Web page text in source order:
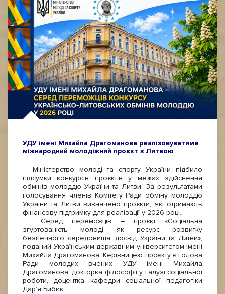
УДУ імені Михайла Драгоманова реалізовуватиме
міжнародний молодіжний проєкт з Литвою
Міністерство молоді та спорту України підбило
підсумки конкурсів проєктів у межах здійснення
обмінів молоддю України та Литви. За результатами
голосування членів Комітету Ради обміну молоддю
України та Литви визначено проєкти, які отримають
фінансову підтримку для реалізації у 2026 році.
Серед переможців – проєкт «Соціальна
згуртованість молоді як ресурс розвитку
безпечного середовища: досвід України та Литви»,
поданий Українським державним університетом імені
Михайла Драгоманова. Керівницею проєкту є голова
Ради молодих вчених УДУ імені Михайла
Драгоманова, докторка філософії у галузі соціальної
роботи, доцентка кафедри соціальної педагогіки
Дар’я Бибик.